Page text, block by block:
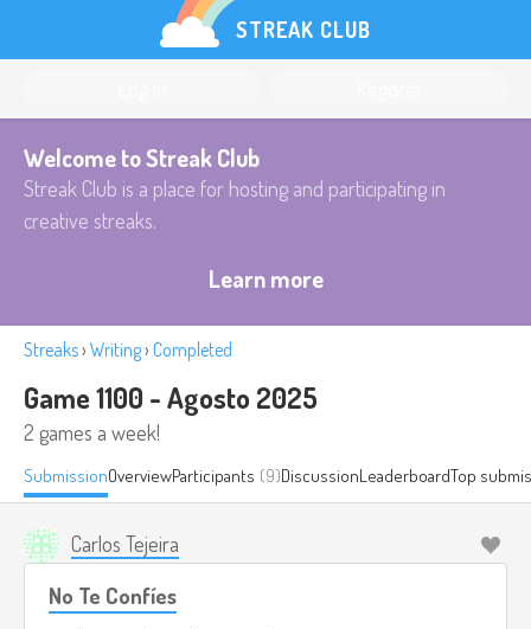
STREAK CLUB
Welcome to Streak Club
Streak Club is a place for hosting and participating in
creative streaks.
Learn more
Streaks› Writing› Completed
Game 1100 - Agosto 2025
2 games a week!
SubmissionOverviewParticipants (9)DiscussionLeaderboardTop
Carlos Tejeira
No Te Confíes